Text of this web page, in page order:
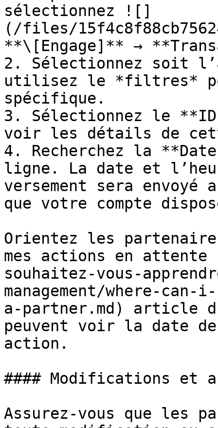
sélectionnez ![]
(/files/
**\[Engage]** →
2. Sélectionnez soit
utilisez le *filtres*
spécifique.
3. Sélectionnez le
voir les détails de
4. Recherchez la
ligne. La date et
versement sera
que votre compte
Orientez les
mes actions en
souhaitez-vous-
management/where-
a-partner.md) article
peuvent voir la date de
action.
#### Modifications et
Assurez-vous que les